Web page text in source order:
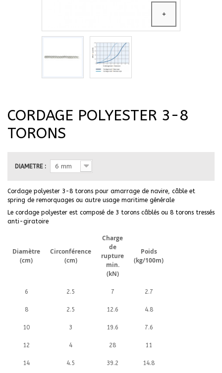
CORDAGE POLYESTER 3-8
TORONS
DIAMETRE : 6 mm
Cordage polyester 3-8 torons pour amarrage de navire, câble et
spring de remorquages ou autre usage maritime générale
Le cordage polyester est composé de 3 torons câblés ou 8 torons tressés
anti-giratoire
Diamètre
(cm)
Circonférence
(cm)
Charge
de
rupture
min.
(kN)
Poids
(kg/100m)
6 2.5 7 2.7
8 2.5 12.6 4.8
10 3 19.6 7.6
12 4 28 11
14 4.5 39.2 14.8